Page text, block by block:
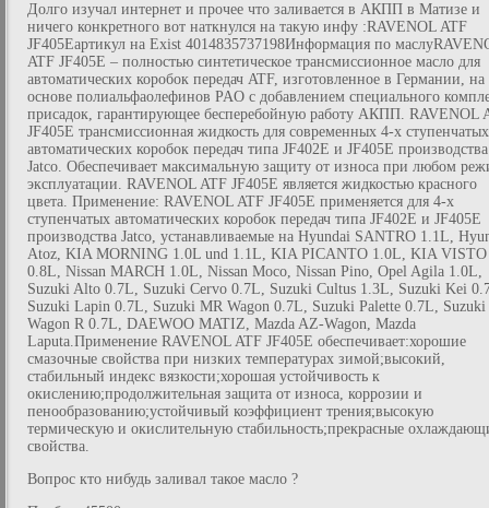
Долго изучал интернет и прочее что заливается в АКПП в Матизе и
ничего конкретного вот наткнулся на такую инфу :RAVENOL ATF
JF405Eартикул на Exist 4014835737198Информация по
ATF JF405E – полностью синтетическое трансмиссионное масло для
автоматических коробок передач ATF, изготовленное в Германии, на
основе полиальфаолефинов PAO с добавлением специального
присадок, гарантирующее бесперебойную работу АКПП. RAVENOL
JF405E трансмиссионная жидкость для современных 4-х ступенчатых
автоматических коробок передач типа JF402E и JF405E производства
Jatco. Обеспечивает максимальную защиту от износа при любом
эксплуатации. RAVENOL ATF JF405E является жидкостью красного
цвета. Применение: RAVENOL ATF JF405E применяется для 4-х
ступенчатых автоматических коробок передач типа JF402E и JF405E
производства Jatco, устанавливаемые на Hyundai SANTRO 1.1L,
Atoz, KIA MORNING 1.0L und 1.1L, KIA PICANTO 1.0L, KIA VISTO
0.8L, Nissan MARCH 1.0L, Nissan Moco, Nissan Pino, Opel Agila 1.0L,
Suzuki Alto 0.7L, Suzuki Cervo 0.7L, Suzuki Cultus 1.3L, Suzuki Kei
Suzuki Lapin 0.7L, Suzuki MR Wagon 0.7L, Suzuki Palette 0.7L, Suzuki
Wagon R 0.7L, DAEWOO MATIZ, Mazda AZ-Wagon, Mazda
Laputa.Применение RAVENOL ATF JF405E обеспечивает:хорошие
смазочные свойства при низких температурах зимой;высокий,
стабильный индекс вязкости;хорошая устойчивость к
окислению;продолжительная защита от износа, коррозии и
пенообразованию;устойчивый коэффициент трения;высокую
термическую и окислительную стабильность;прекрасные
свойства.
Вопрос кто нибудь заливал такое масло ?